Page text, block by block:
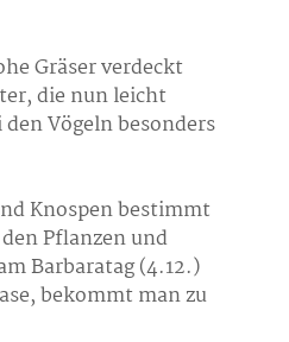
Gräser verdeckt
die nun leicht
Vögeln besonders
Knospen bestimmt
Pflanzen und
Barbaratag (4.12.)
bekommt man zu